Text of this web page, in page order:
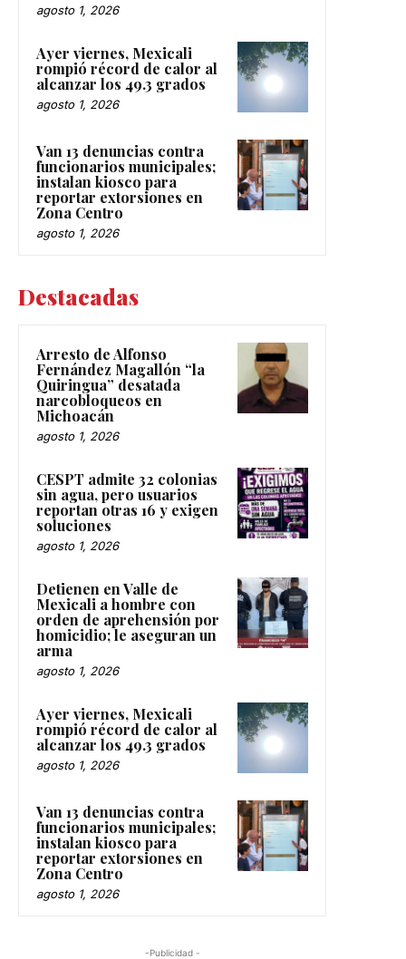
agosto 1, 2026
Ayer viernes, Mexicali
rompió récord de calor al
alcanzar los 49.3 grados
agosto 1, 2026
Van 13 denuncias contra
funcionarios municipales;
instalan kiosco para
reportar extorsiones en
Zona Centro
agosto 1, 2026
Destacadas
Arresto de Alfonso
Fernández Magallón “la
Quiringua” desatada
narcobloqueos en
Michoacán
agosto 1, 2026
CESPT admite 32 colonias
sin agua, pero usuarios
reportan otras 16 y exigen
soluciones
agosto 1, 2026
Detienen en Valle de
Mexicali a hombre con
orden de aprehensión por
homicidio; le aseguran un
arma
agosto 1, 2026
Ayer viernes, Mexicali
rompió récord de calor al
alcanzar los 49.3 grados
agosto 1, 2026
Van 13 denuncias contra
funcionarios municipales;
instalan kiosco para
reportar extorsiones en
Zona Centro
agosto 1, 2026
-Publicidad -